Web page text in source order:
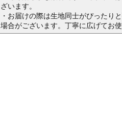
ざいます。
・お届けの際は生地同士がぴったり
場合がございます。丁寧に広げてお使